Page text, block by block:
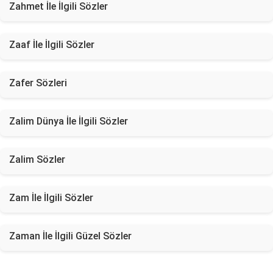
Zahmet İle İlgili Sözler
Zaaf İle İlgili Sözler
Zafer Sözleri
Zalim Dünya İle İlgili Sözler
Zalim Sözler
Zam İle İlgili Sözler
Zaman İle İlgili Güzel Sözler